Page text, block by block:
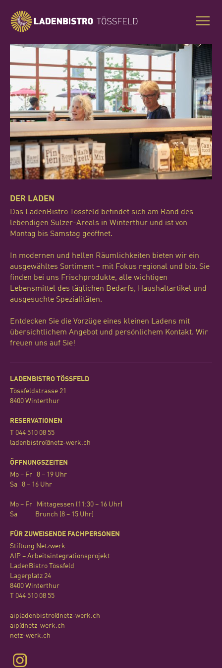
DER LADEN
Das LadenBistro Tössfeld befindet sich am Rand des
lebendigen Sulzer-Areals in Winterthur und ist von
Montag bis Samstag geöffnet.
In modernen und hellen Räumlichkeiten bieten wir ein
ausgewähltes Sortiment – mit Fokus regional und bio. Sie
finden bei uns Frischprodukte, alle wichtigen
Lebensmittel des täglichen Bedarfs, Haushaltartikel und
ausgesuchte Spezialitäten.
Entdecken Sie die Vorzüge eines kleinen Ladens mit
übersichtlichem Angebot und persönlichem Kontakt. Wir
freuen uns auf Sie!
LADENBISTRO TÖSSFELD
Tössfeldstrasse 21
8400 Winterthur
RESERVATIONEN
T 044 510 08 55
ladenbistro@netz-werk .ch
ÖFFNUNGSZEITEN
Mo – Fr 8 – 19 Uhr
Sa 8 – 16 Uhr
Mo – Fr Mittagessen (11:30 – 16 Uhr)
Sa Brunch (8 – 15 Uhr)
FÜR ZUWEISENDE FACHPERSONEN
Stiftung Netzwerk
AIP – Arbeitsintegrationsprojekt
LadenBistro Tössfeld
Lagerplatz 24
8400 Winterthur
T 044 510 08 55
aipladenbistro@netz-werk .ch
aip@netz-werk .ch
netz-werk.ch